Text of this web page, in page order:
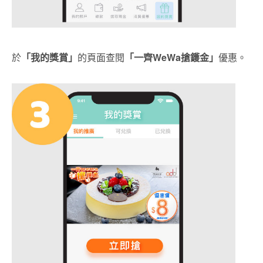
於 「我的獎賞」 的頁面查閱 「一齊WeWa搶鑊金」 優惠。